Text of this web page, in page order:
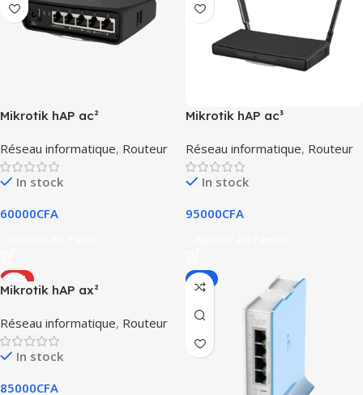
Mikrotik hAP ac²
Réseau informatique, Routeur
In stock
60000CFA
Mikrotik hAP ac³
Réseau informatique, Routeur
In stock
95000CFA
HOT
Mikrotik hAP ax²
Réseau informatique, Routeur
In stock
85000CFA
-8%